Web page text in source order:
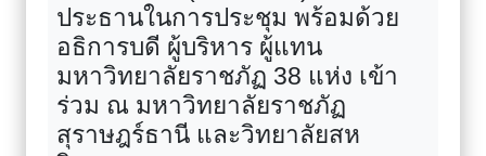
ประธานในการประชุม พร้อมด้วย
อธิการบดี ผู้บริหาร ผู้แทน
มหาวิทยาลัยราชภัฏ 38 แห่ง เข้า
ร่วม ณ มหาวิทยาลัยราชภัฏ
สุราษฎร์ธานี และวิทยาลัยสห